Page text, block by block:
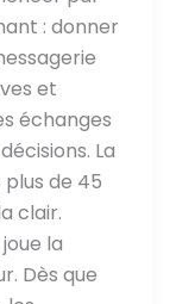
: donner
et
échanges
La
de 45
clair.
la
Dès que